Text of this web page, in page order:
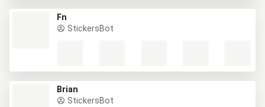
Fn
StickersBot
Brian
StickersBot